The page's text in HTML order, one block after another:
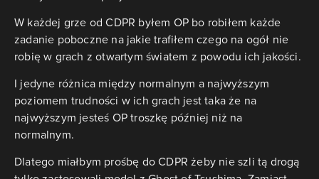
W każdej grze od CDPR byłem OP bo robiłem każde
zadanie poboczne na jakie trafiłem czego na ogół nie
robię w grach z otwartym światem z powodu ich jakości.
I jedyne różnica między normalnym a najwyższym
poziomem trudności w ich grach jest taka że na
najwyższym jesteś OP troszkę później niż na
normalnym.
Dlatego miałbym prośbę do CDPR żeby nie szli tą drogą